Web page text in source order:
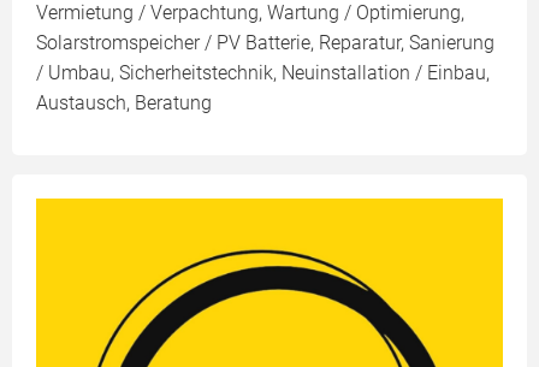
Vermietung / Verpachtung, Wartung / Optimierung,
Solarstromspeicher / PV Batterie, Reparatur, Sanierung
/ Umbau, Sicherheitstechnik, Neuinstallation / Einbau,
Austausch, Beratung